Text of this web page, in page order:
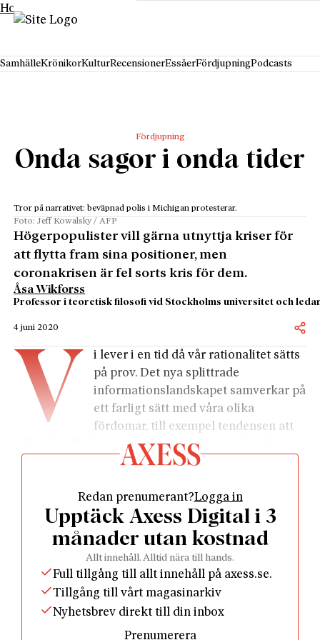
Hoppa till innehåll
SamhälleKrönikorKulturRecensionerEssäerFördjupningPodcasts
Fördjupning
Onda sagor i onda tider
Tror på narrativet: beväpnad polis i Michigan protesterar.
Foto: Jeff Kowalsky / AFP
Högerpopulister vill gärna utnyttja kriser för
att flytta fram sina positioner, men
coronakrisen är fel sorts kris för dem.
Åsa Wikforss
Professor i teoretisk filosofi vid Stockholms universitet och
4 juni 2020
V
i lever i en tid då vår rationalitet sätts
på prov. Det nya splittrade
informationslandskapet samverkar på
ett farligt sätt med våra olika
fördomar, till exempel tendensen att
vilja bekräfta det man redan tror. Stamtänkande
leder till kunskapsmotstånd och dagligen översköljs
detta landar pandemin. Lösa rykten och rena påhitt
blandas med osäkra forskningsrön och välgrundad
rädsla. Som Nicklas Berild Lundblad konstaterar har
vi särdeles svårt att hantera sannolikheter – detta i
en kris där all argumentation, och alla strategier för
krishantering, handlar om sannolikheter.
Enligt Berild Lundblad bör vi emellertid ta
Redan prenumerant?Logga in
Upptäck Axess Digital i 3
månader utan kostnad
Allt innehåll. Alltid nära till hands.
Full tillgång till allt innehåll på axess.se.
Tillgång till vårt magasinarkiv
Nyhetsbrev direkt till din inbox
Prenumerera